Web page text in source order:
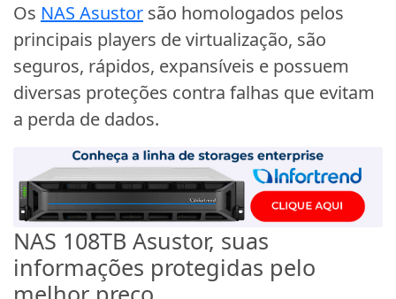
Os NAS Asustor são homologados pelos
principais players de virtualização, são
seguros, rápidos, expansíveis e possuem
diversas proteções contra falhas que evitam
a perda de dados.
NAS 108TB Asustor, suas
informações protegidas pelo